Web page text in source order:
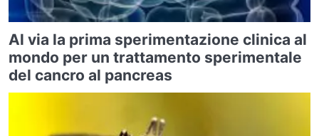
Al via la prima sperimentazione clinica al
mondo per un trattamento sperimentale
del cancro al pancreas